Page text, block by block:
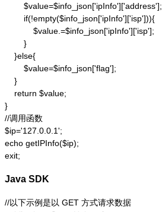
        $value=$info_json['ipInfo']['address'];
        if(!empty($info_json['ipInfo']['isp'])){
            $value.=$info_json['ipInfo']['isp'];
        }
    }else{
        $value=$info_json['flag'];
    }
    return $value;
}
//调用函数
$ip='127.0.0.1';
echo getIPInfo($ip);
exit;
Java SDK
//以下示例是以 GET 方式请求数据